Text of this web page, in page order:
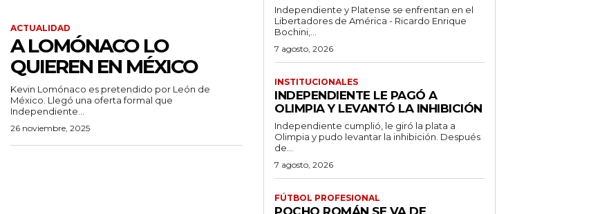
ACTUALIDAD
A LOMÓNACO LO
QUIEREN EN MÉXICO
Kevin Lomónaco es pretendido por León de
México. Llegó una oferta formal que
Independiente...
26 noviembre, 2025
Independiente y Platense se enfrentan en el
Libertadores de América - Ricardo Enrique
Bochini,...
7 agosto, 2026
INSTITUCIONALES
INDEPENDIENTE LE PAGÓ A
OLIMPIA Y LEVANTÓ LA INHIBICIÓN
Independiente cumplió, le giró la plata a
Olimpia y pudo levantar la inhibición. Después
de...
7 agosto, 2026
FÚTBOL PROFESIONAL
POCHO ROMÁN SE VA DE